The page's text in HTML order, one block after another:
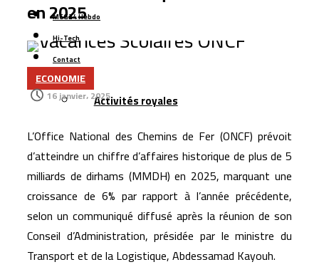
L’aéroport Rabat-Salé enregistre une hausse de 14,8 %
du trafic passagers au premier semestre 2026
La startup marocaine Afdal représentera le Maroc à la
Silicon Valley
Le Maroc lance son plus grand programme de liaisons
aériennes avec Ryanair pour l’hiver 2026
La Bourse de Casablanca porte le flottant de CIH Bank
à 35 %
LabelVie lève 500 millions de dirhams via une émission
obligataire pour financer sa croissance
TGCC décroche le marché de reconstruction du stade
Tessema à Casablanca pour 1,8 milliard de dirhams
MCG24 Hebdo
Hi-Tech
Contact
Plus
Activités royales
en 2025
ECONOMIE
16 janvier، 2025
L’Office National des Chemins de Fer (ONCF) prévoit
d’atteindre un chiffre d’affaires historique de plus de 5
milliards de dirhams (MMDH) en 2025, marquant une
croissance de 6% par rapport à l’année précédente,
selon un communiqué diffusé après la réunion de son
Conseil d’Administration, présidée par le ministre du
Transport et de la Logistique, Abdessamad Kayouh.